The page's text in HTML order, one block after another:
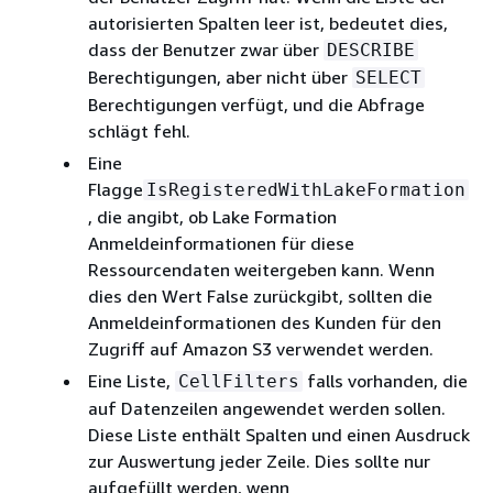
autorisierten Spalten leer ist, bedeutet dies,
dass der Benutzer zwar über DESCRIBE
Berechtigungen, aber nicht über SELECT
Berechtigungen verfügt, und die Abfrage
schlägt fehl.
Eine
Flagge IsRegisteredWithLakeFormation
, die angibt, ob Lake Formation
Anmeldeinformationen für diese
Ressourcendaten weitergeben kann. Wenn
dies den Wert False zurückgibt, sollten die
Anmeldeinformationen des Kunden für den
Zugriff auf Amazon S3 verwendet werden.
Eine Liste, CellFilters falls vorhanden, die
auf Datenzeilen angewendet werden sollen.
Diese Liste enthält Spalten und einen Ausdruck
zur Auswertung jeder Zeile. Dies sollte nur
aufgefüllt werden, wenn